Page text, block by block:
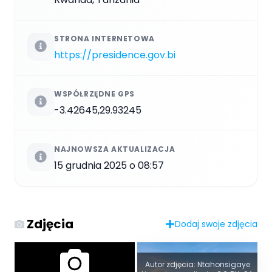
STRONA INTERNETOWA
https://presidence.gov.bi
WSPÓŁRZĘDNE GPS
-3.42645,29.93245
NAJNOWSZA AKTUALIZACJA
15 grudnia 2025 o 08:57
Zdjęcia Dodaj swoje zdjęcia
Autor zdjęcia: Ntahonsigaye